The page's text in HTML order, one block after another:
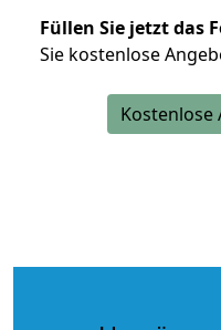
Füllen Sie jetzt das
Sie kostenlose
Kostenlose